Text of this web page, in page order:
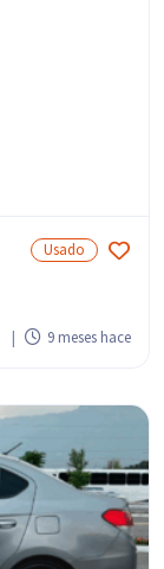
Usado
9 meses hace